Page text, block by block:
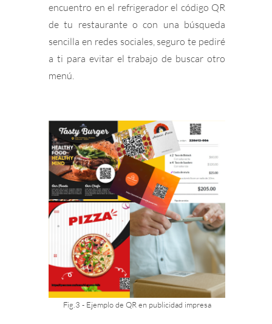
encuentro en el refrigerador el código QR
de tu restaurante o con una búsqueda
sencilla en redes sociales, seguro te pediré
a ti para evitar el trabajo de buscar otro
menú.
Fig.3 - Ejemplo de QR en publicidad impresa